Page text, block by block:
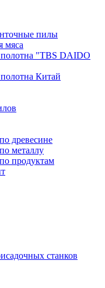
пилы
мяса
"TBS DAIDO
Китай
древесине
металлу
продуктам
станков